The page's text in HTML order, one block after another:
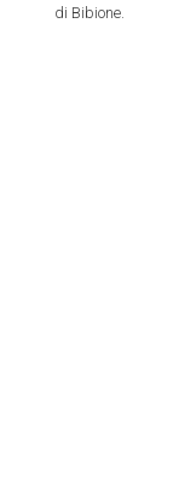
di Bibione.